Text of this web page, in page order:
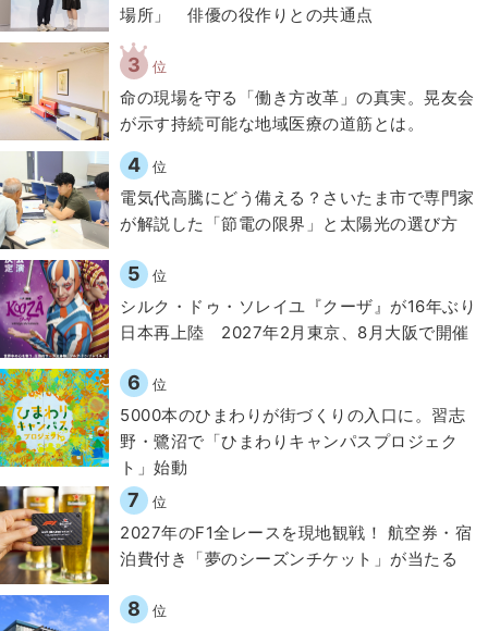
場所」 俳優の役作りとの共通点
3 位
​命の現場を守る「働き方改革」の真実。晃友会
が示す持続可能な地域医療の道筋とは。
4 位
電気代高騰にどう備える？さいたま市で専門家
が解説した「節電の限界」と太陽光の選び方
5 位
シルク・ドゥ・ソレイユ『クーザ』が16年ぶり
日本再上陸 2027年2月東京、8月大阪で開催
6 位
5000本のひまわりが街づくりの入口に。習志
野・鷺沼で「ひまわりキャンパスプロジェク
ト」始動
7 位
2027年のF1全レースを現地観戦！ 航空券・宿
泊費付き「夢のシーズンチケット」が当たる
8 位